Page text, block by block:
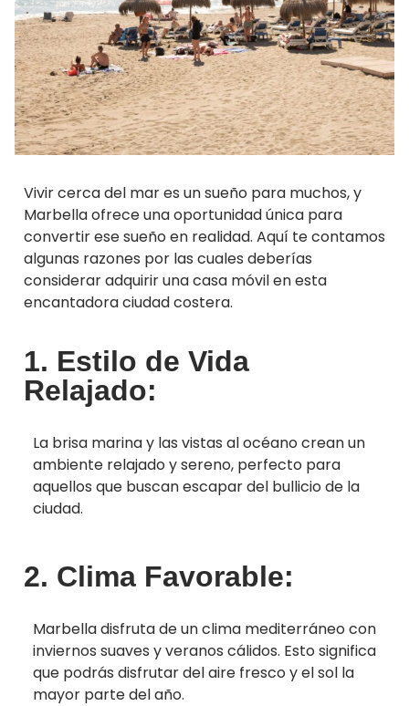
Vivir cerca del mar es un sueño para muchos, y
Marbella ofrece una oportunidad única para
convertir ese sueño en realidad. Aquí te contamos
algunas razones por las cuales deberías
considerar adquirir una casa móvil en esta
encantadora ciudad costera.
1. Estilo de Vida
Relajado:
La brisa marina y las vistas al océano crean un
ambiente relajado y sereno, perfecto para
aquellos que buscan escapar del bullicio de la
ciudad.
2. Clima Favorable:
Marbella disfruta de un clima mediterráneo con
inviernos suaves y veranos cálidos. Esto significa
que podrás disfrutar del aire fresco y el sol la
mayor parte del año.